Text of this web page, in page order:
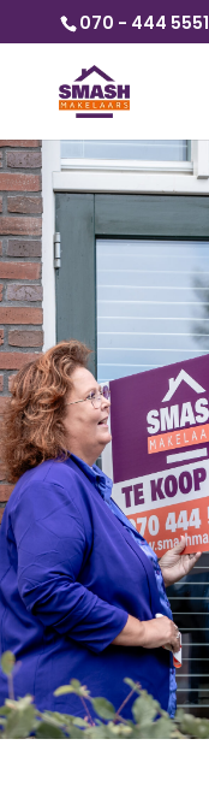
070 - 444 5551